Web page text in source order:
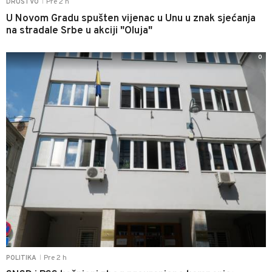
DRUŠTVO Pre 2 h
U Novom Gradu spušten vijenac u Unu u znak sjećanja
na stradale Srbe u akciji "Oluja"
POLITIKA Pre 2 h
0